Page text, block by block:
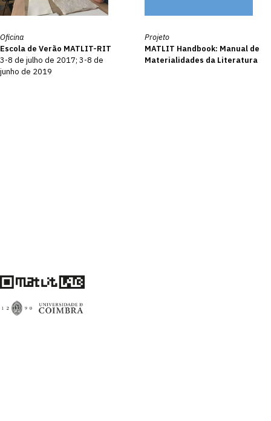
Oficina
Escola de Verão MATLIT-RIT
3-8 de julho de 2017; 3-8 de
junho de 2019
Projeto
MATLIT Handbook: Manual de
Materialidades da Literatura